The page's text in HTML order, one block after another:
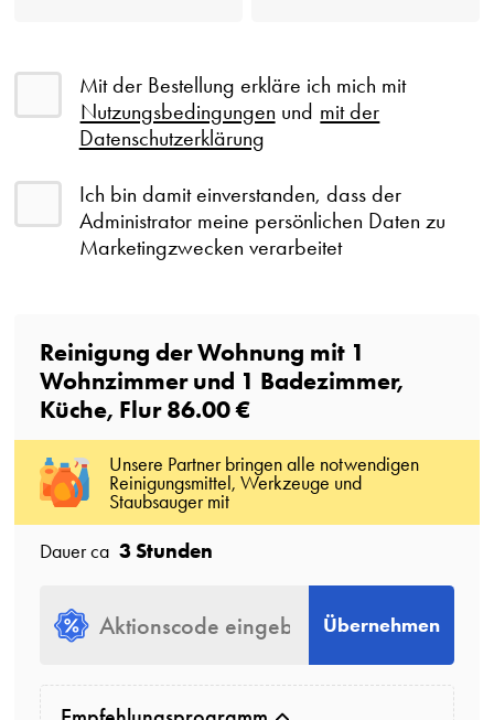
Mit der Bestellung erkläre ich mich mit
Nutzungsbedingungen und mit der
Datenschutzerklärung
Ich bin damit einverstanden, dass der
Administrator meine persönlichen Daten zu
Marketingzwecken verarbeitet
Reinigung der Wohnung mit 1
Wohnzimmerund 1 Badezimmer,
Küche, Flur86.00 €
Unsere Partner bringen alle notwendigen
Reinigungsmittel, Werkzeuge und
Staubsauger mit
Dauer ca 3 Stunden
Übernehmen